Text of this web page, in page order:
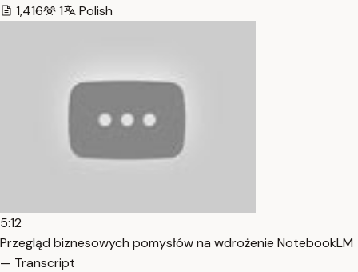
1,416 1 Polish
5:12
Przegląd biznesowych pomysłów na wdrożenie NotebookLM
— Transcript